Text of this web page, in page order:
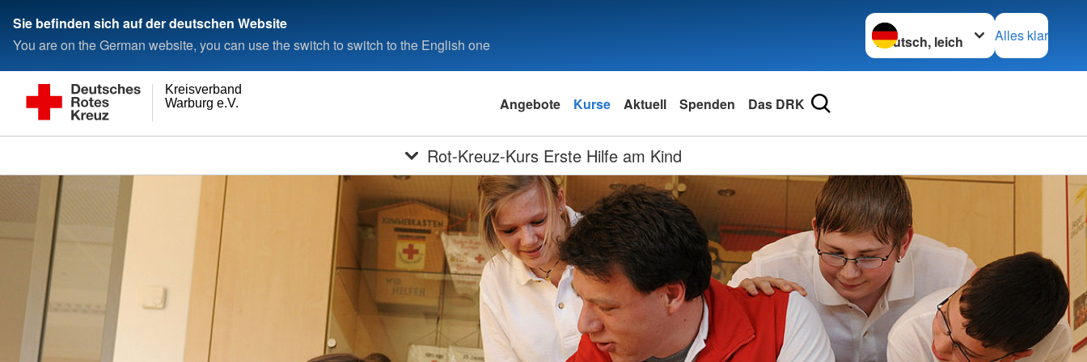
Sie befinden sich auf der deutschen Website
You are on the German website, you can use the switch to switch to the English one
Sprache wechseln zu
Alles klar
Warburg e.V.
Kreisverband
Angebote Kurse Aktuell Spenden Das DRK
Rot-Kreuz-Kurs Erste Hilfe am Kind